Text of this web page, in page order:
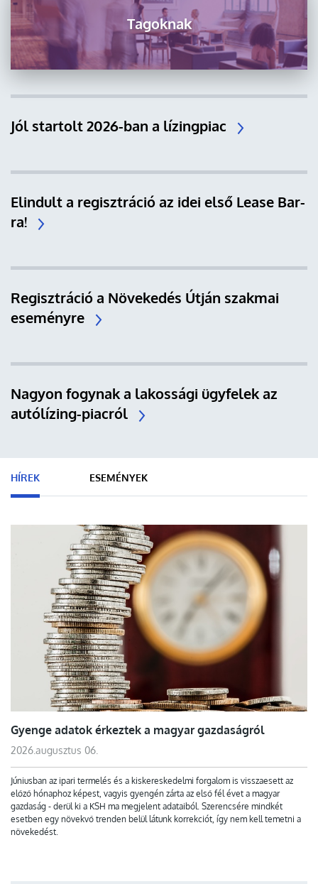
Tagoknak
Jól startolt 2026-ban a lízingpiac
Elindult a regisztráció az idei első Lease Bar-
ra!
Regisztráció a Növekedés Útján szakmai
eseményre
Nagyon fogynak a lakossági ügyfelek az
autólízing-piacról
HÍREK ESEMÉNYEK
Gyenge adatok érkeztek a magyar gazdaságról
2026.augusztus 06.
Júniusban az ipari termelés és a kiskereskedelmi forgalom is visszaesett az
előző hónaphoz képest, vagyis gyengén zárta az első fél évet a magyar
gazdaság - derül ki a KSH ma megjelent adataiból. Szerencsére mindkét
esetben egy növekvő trenden belül látunk korrekciót, így nem kell temetni a
növekedést.